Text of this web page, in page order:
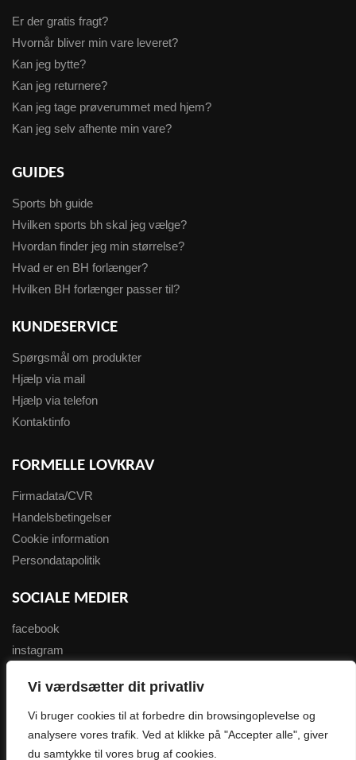
Vi værdsætter dit privatliv
Vi bruger cookies til at forbedre din browsingoplevelse og
analysere vores trafik. Ved at klikke på "Accepter alle", giver
du samtykke til vores brug af cookies.
Er der gratis fragt?
Hvornår bliver min vare leveret?
Kan jeg bytte?
Kan jeg returnere?
Kan jeg tage prøverummet med hjem?
Kan jeg selv afhente min vare?
GUIDES
Sports bh guide
Hvilken sports bh skal jeg vælge?
Hvordan finder jeg min størrelse?
Hvad er en BH forlænger?
Hvilken BH forlænger passer til?
KUNDESERVICE
Spørgsmål om produkter
Hjælp via mail
Hjælp via telefon
Kontaktinfo
FORMELLE LOVKRAV
Firmadata/CVR
Handelsbetingelser
Cookie information
Persondatapolitik
SOCIALE MEDIER
facebook
instagram
NYHEDSBREV